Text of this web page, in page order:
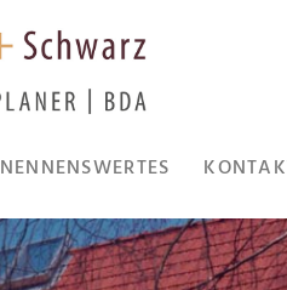
NENNENSWERTES